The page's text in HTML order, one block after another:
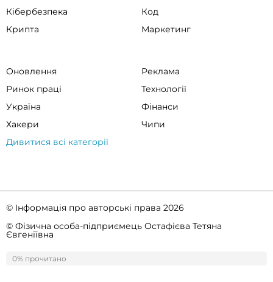
0% прочитано
0%
Кібербезпека
Код
Крипта
Маркетинг
Оновлення
Реклама
Ринок праці
Технології
Україна
Фінанси
Хакери
Чипи
Дивитися всі категорії
© Інформація про авторські права 2026
© Фізична особа-підприємець Остафієва Тетяна
Євгеніївна
Правила спільноти